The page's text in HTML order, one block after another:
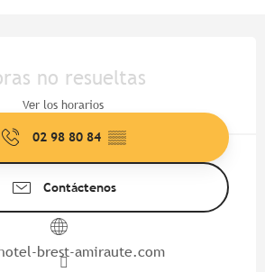
no resueltas
Ver los horarios
02 98 80 84 ▒▒
Contáctenos
brest-amiraute.com